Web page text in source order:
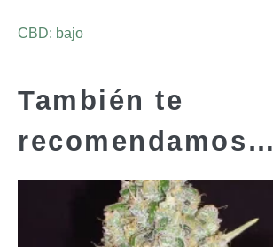
CBD: bajo
También te
recomendamos…